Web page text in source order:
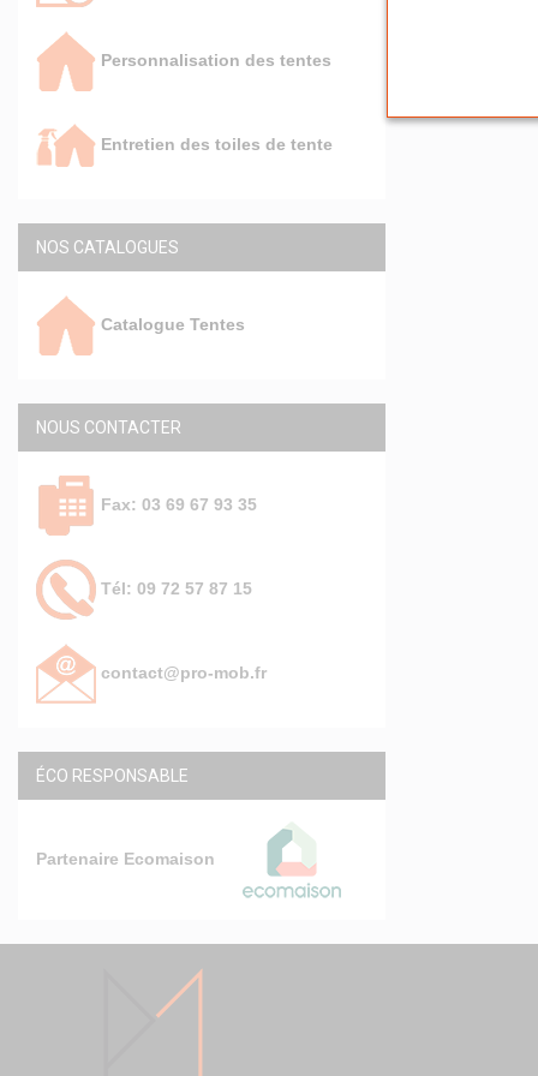
Personnalisation des tentes
Entretien des toiles de tente
NOS CATALOGUES
Catalogue Tentes
NOUS CONTACTER
Fax: 03 69 67 93 35
Tél: 09 72 57 87 15
contact@pro-mob.fr
ÉCO RESPONSABLE
Partenaire Ecomaison